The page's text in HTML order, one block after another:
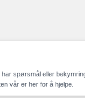
har spørsmål eller
vår er her for å hjelpe.